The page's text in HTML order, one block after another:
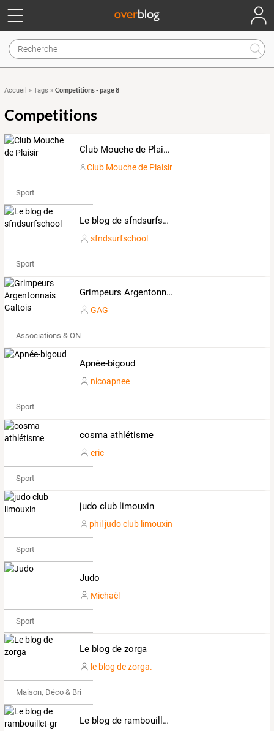
Accueil » Tags » Competitions - page 8
Competitions
Club Mouche de Plaisir
Club Mouche de Plaisir
Sport
Le blog de sfndsurfschool
sfndsurfschool
Sport
Grimpeurs Argentonnais Galtois
GAG
Associations & ONG
Apnée-bigoud
nicoapnee
Sport
cosma athlétisme
eric
Sport
judo club limouxin
phil judo club limouxin
Sport
Judo
Michaël
Sport
Le blog de zorga
le blog de zorga.
Maison, Déco & Bricolage
Le blog de rambouillet-gr